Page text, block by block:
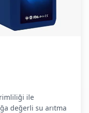
ile
değerli su arıtma